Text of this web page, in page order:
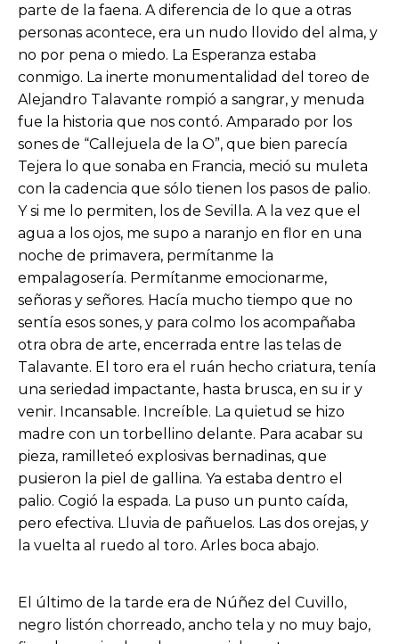
parte de la faena. A diferencia de lo que a otras
personas acontece, era un nudo llovido del alma, y
no por pena o miedo. La Esperanza estaba
conmigo. La inerte monumentalidad del toreo de
Alejandro Talavante rompió a sangrar, y menuda
fue la historia que nos contó. Amparado por los
sones de “Callejuela de la O”, que bien parecía
Tejera lo que sonaba en Francia, meció su muleta
con la cadencia que sólo tienen los pasos de palio.
Y si me lo permiten, los de Sevilla. A la vez que el
agua a los ojos, me supo a naranjo en flor en una
noche de primavera, permítanme la
empalagosería. Permítanme emocionarme,
señoras y señores. Hacía mucho tiempo que no
sentía esos sones, y para colmo los acompañaba
otra obra de arte, encerrada entre las telas de
Talavante. El toro era el ruán hecho criatura, tenía
una seriedad impactante, hasta brusca, en su ir y
venir. Incansable. Increíble. La quietud se hizo
madre con un torbellino delante. Para acabar su
pieza, ramilleteó explosivas bernadinas, que
pusieron la piel de gallina. Ya estaba dentro el
palio. Cogió la espada. La puso un punto caída,
pero efectiva. Lluvia de pañuelos. Las dos orejas, y
la vuelta al ruedo al toro. Arles boca abajo.
El último de la tarde era de Núñez del Cuvillo,
negro listón chorreado, ancho tela y no muy bajo,